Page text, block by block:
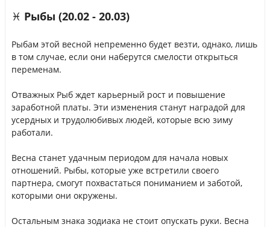
♓ Рыбы (20.02 - 20.03)
Рыбам этой весной непременно будет везти, однако, лишь
в том случае, если они наберутся смелости открыться
переменам.
Отважных Рыб ждет карьерный рост и повышение
заработной платы. Эти изменения станут наградой для
усердных и трудолюбивых людей, которые всю зиму
работали.
Весна станет удачным периодом для начала новых
отношений. Рыбы, которые уже встретили своего
партнера, смогут похвастаться пониманием и заботой,
которыми они окружены.
Остальным знака зодиака не стоит опускать руки. Весна